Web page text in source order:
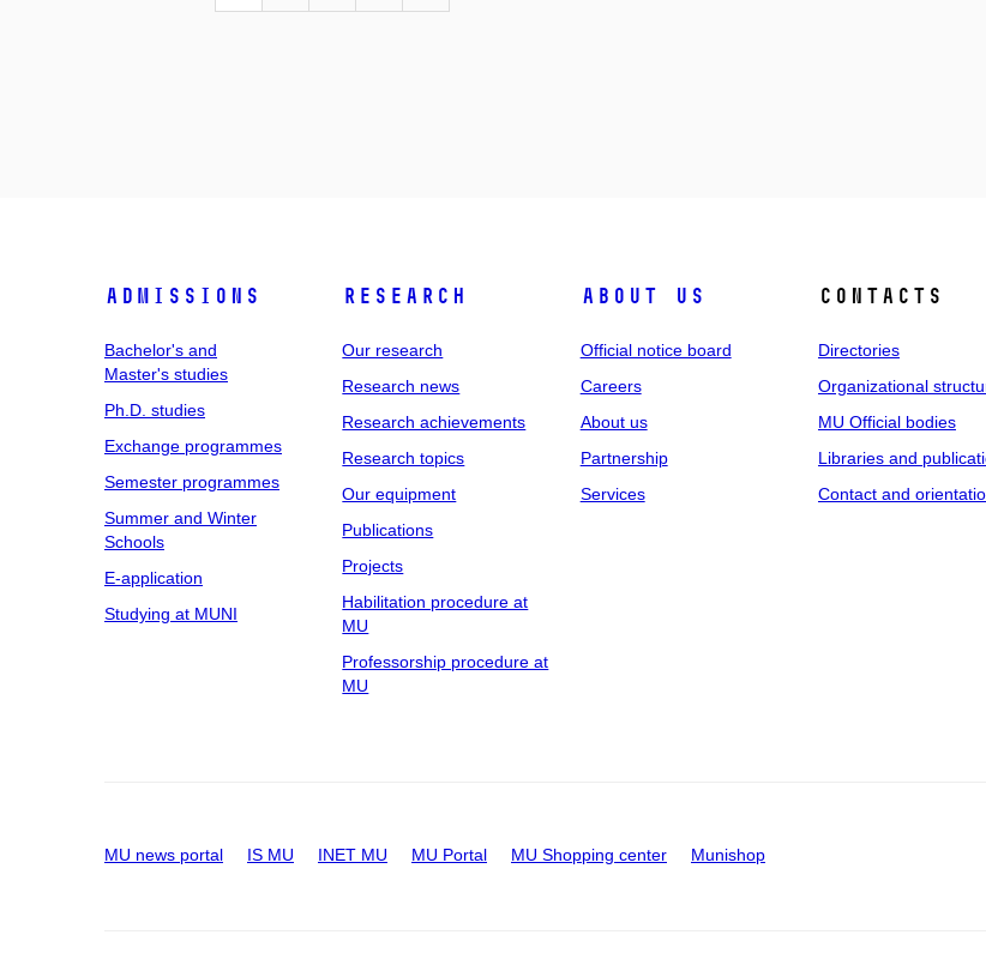
Admissions
Bachelor's and
Master's studies
Ph.D. studies
Exchange programmes
Semester programmes
Summer and Winter
Schools
E-application
Studying at MUNI
Research
Our research
Research news
Research achievements
Research topics
Our equipment
Publications
Projects
Habilitation procedure at
MU
Professorship procedure at
MU
About us
Official notice board
Careers
About us
Partnership
Services
Contacts
Directories
Organizational
MU Official bodies
Libraries and
Contact and
MU news portal IS MU INET MU MU Portal MU Shopping center Munishop